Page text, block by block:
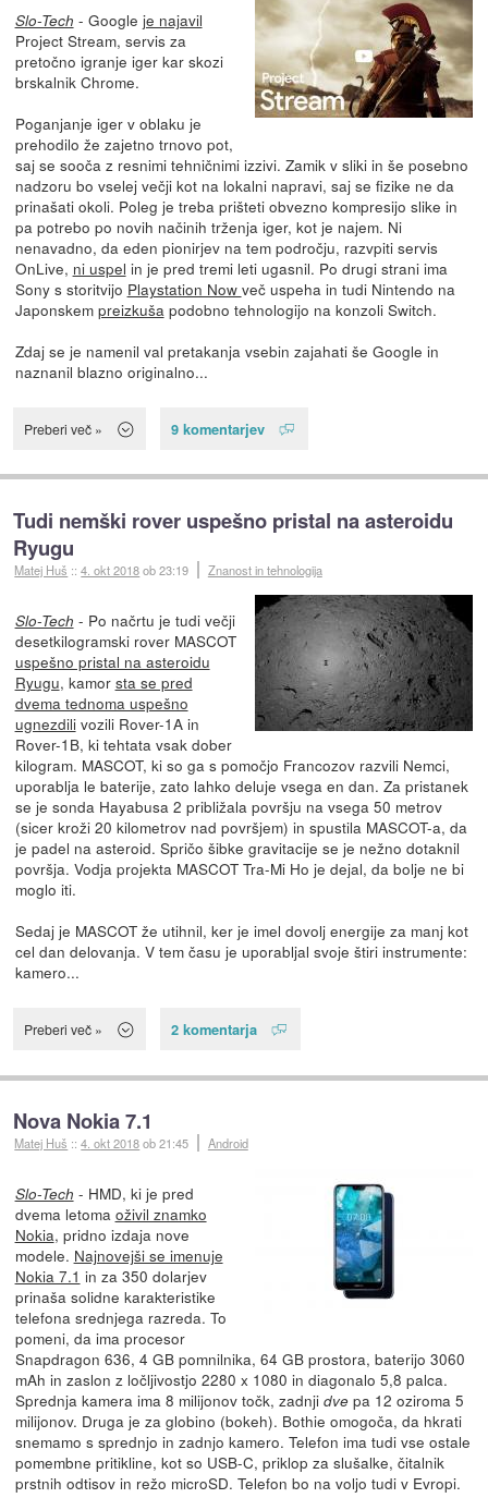
Slo-Tech - Google je najavil
Project Stream, servis za
pretočno igranje iger kar skozi
brskalnik Chrome.
Poganjanje iger v oblaku je
prehodilo že zajetno trnovo pot,
saj se sooča z resnimi tehničnimi izzivi. Zamik v sliki in še posebno
nadzoru bo vselej večji kot na lokalni napravi, saj se fizike ne da
prinašati okoli. Poleg je treba prišteti obvezno kompresijo slike in
pa potrebo po novih načinih trženja iger, kot je najem. Ni
nenavadno, da eden pionirjev na tem področju, razvpiti servis
OnLive, ni uspel in je pred tremi leti ugasnil. Po drugi strani ima
Sony s storitvijo Playstation Now več uspeha in tudi Nintendo na
Japonskem preizkuša podobno tehnologijo na konzoli Switch.
Zdaj se je namenil val pretakanja vsebin zajahati še Google in
naznanil blazno originalno...
Preberi več » 9 komentarjev
Tudi nemški rover uspešno pristal na asteroidu
Ryugu
Matej Huš ::4. okt 2018ob 23:19 Znanost in tehnologija
Slo-Tech - Po načrtu je tudi večji
desetkilogramski rover MASCOT
uspešno pristal na asteroidu
Ryugu, kamor sta se pred
dvema tednoma uspešno
ugnezdilivozili Rover-1A in
Rover-1B, ki tehtata vsak dober
kilogram. MASCOT, ki so ga s pomočjo Francozov razvili Nemci,
uporablja le baterije, zato lahko deluje vsega en dan. Za pristanek
se je sonda Hayabusa 2 približala površju na vsega 50 metrov
(sicer kroži 20 kilometrov nad površjem) in spustila MASCOT-a, da
je padel na asteroid. Spričo šibke gravitacije se je nežno dotaknil
površja. Vodja projekta MASCOT Tra-Mi Ho je dejal, da bolje ne bi
moglo iti.
Sedaj je MASCOT že utihnil, ker je imel dovolj energije za manj kot
cel dan delovanja. V tem času je uporabljal svoje štiri instrumente:
kamero...
Preberi več » 2 komentarja
Nova Nokia 7.1
Matej Huš ::4. okt 2018ob 21:45 Android
Slo-Tech - HMD, ki je pred
dvema letoma oživil znamko
Nokia, pridno izdaja nove
modele. Najnovejši se imenuje
Nokia 7.1 in za 350 dolarjev
prinaša solidne karakteristike
telefona srednjega razreda. To
pomeni, da ima procesor
Snapdragon 636, 4 GB pomnilnika, 64 GB prostora, baterijo 3060
mAh in zaslon z ločljivostjo 2280 x 1080 in diagonalo 5,8 palca.
Sprednja kamera ima 8 milijonov točk, zadnji dvepa 12 oziroma 5
milijonov. Druga je za globino (bokeh). Bothie omogoča, da hkrati
snemamo s sprednjo in zadnjo kamero. Telefon ima tudi vse ostale
pomembne pritikline, kot so USB-C, priklop za slušalke, čitalnik
prstnih odtisov in režo microSD. Telefon bo na voljo tudi v Evropi.